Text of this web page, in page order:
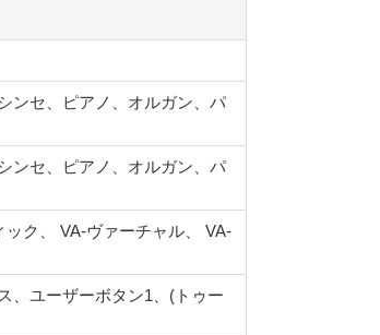
ンセ、ピアノ、オルガン、パ
ンセ、ピアノ、オルガン、パ
ク、 VA-ヴァーチャル、 VA-
、ユーザーボタン1、(トゥー